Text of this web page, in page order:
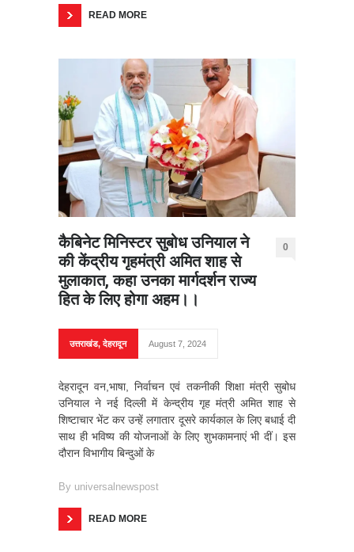
READ MORE
कैबिनेट मिनिस्टर सुबोध उनियाल ने
की केंद्रीय गृहमंत्री अमित शाह से
मुलाकात, कहा उनका मार्गदर्शन राज्य
हित के लिए होगा अहम।।
0
उत्तराखंड,देहरादून August 7, 2024
देहरादून वन,भाषा, निर्वाचन एवं तकनीकी शिक्षा मंत्री सुबोध
उनियाल ने नई दिल्ली में केन्द्रीय गृह मंत्री अमित शाह से
शिष्टाचार भेंट कर उन्हें लगातार दूसरे कार्यकाल के लिए बधाई दी
साथ ही भविष्य की योजनाओं के लिए शुभकामनाएं भी दीं। इस
दौरान विभागीय बिन्दुओं के
By universalnewspost
READ MORE